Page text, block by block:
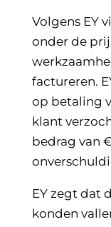
Volgens EY
onder de
factureren.
op betaling
klant
bedrag van
EY zegt dat
konden